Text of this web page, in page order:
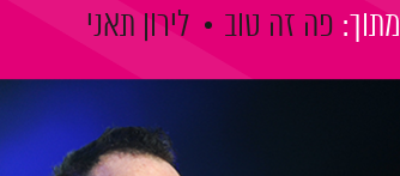
מתוך: פה זה טוב לירון תאני